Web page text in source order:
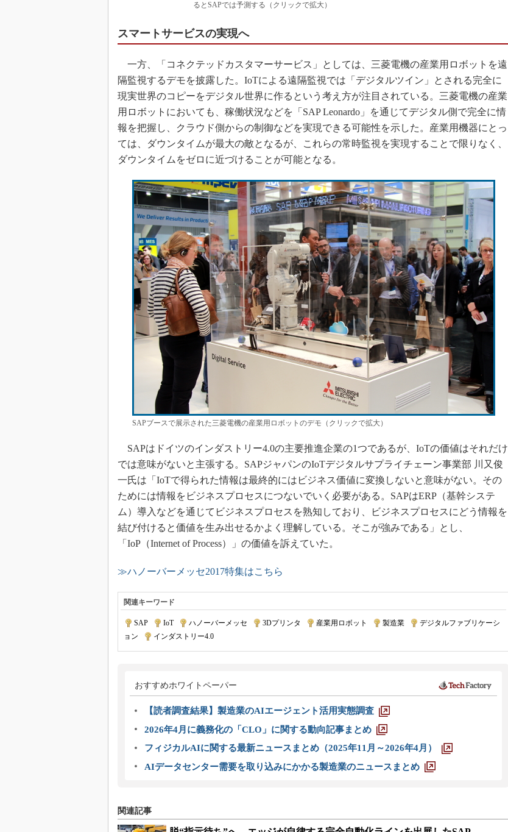
るとSAPでは予測する（クリックで拡大）
スマートサービスの実現へ
一方、「コネクテッドカスタマーサービス」としては、三菱電機の産業用ロボットを遠
隔監視するデモを披露した。IoTによる遠隔監視では「デジタルツイン」とされる完全に
現実世界のコピーをデジタル世界に作るという考え方が注目されている。三菱電機の産業
用ロボットにおいても、稼働状況などを「SAP Leonardo」を通じてデジタル側で完全に情
報を把握し、クラウド側からの制御などを実現できる可能性を示した。産業用機器にとっ
ては、ダウンタイムが最大の敵となるが、これらの常時監視を実現することで限りなく、
ダウンタイムをゼロに近づけることが可能となる。
SAPブースで展示された三菱電機の産業用ロボットのデモ（クリックで拡大）
SAPはドイツのインダストリー4.0の主要推進企業の1つであるが、IoTの価値はそれだけ
では意味がないと主張する。SAPジャパンのIoTデジタルサプライチェーン事業部 川又俊
一氏は「IoTで得られた情報は最終的にはビジネス価値に変換しないと意味がない。その
ためには情報をビジネスプロセスにつないでいく必要がある。SAPはERP（基幹システ
ム）導入などを通じてビジネスプロセスを熟知しており、ビジネスプロセスにどう情報を
結び付けると価値を生み出せるかよく理解している。そこが強みである」とし、
「IoP（Internet of Process）」の価値を訴えていた。
≫ハノーバーメッセ2017特集はこちら
関連キーワード
SAP IoT| ハノーバーメッセ 3Dプリンタ 産業用ロボット 製造業
デジタルファブリケーシ
ョン
インダストリー4.0
おすすめホワイトペーパー
【読者調査結果】製造業のAIエージェント活用実態調査
2026年4月に義務化の「CLO」に関する動向記事まとめ
フィジカルAIに関する最新ニュースまとめ（2025年11月～2026年4月）
AIデータセンター需要を取り込みにかかる製造業のニュースまとめ
関連記事